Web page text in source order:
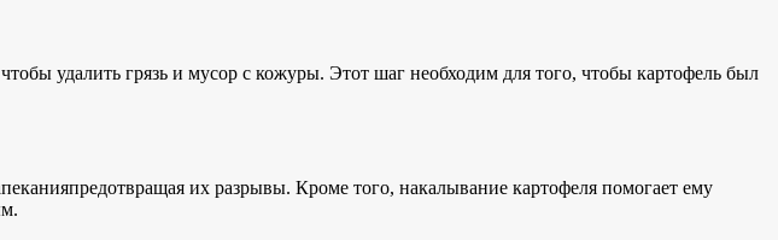
удалить грязь и мусор с кожуры. Этот шаг необходим для того, чтобы картофель был
предотвращая их разрывы. Кроме того, накалывание картофеля помогает ему